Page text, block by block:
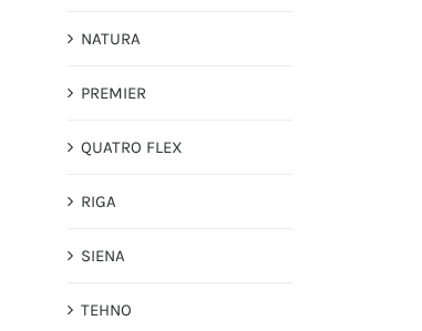
NATURA
PREMIER
QUATRO FLEX
RIGA
SIENA
TEHNO